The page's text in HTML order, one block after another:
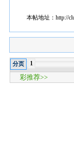
本帖地址：http://
分页 1
彩推荐>>